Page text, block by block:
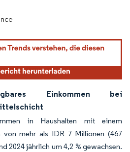
Einkommen bei
in Haushalten mit einem
von mehr als IDR 7 Millionen (467
2024 jährlich um 4,2 % gewachsen.